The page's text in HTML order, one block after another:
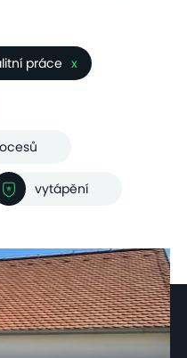
práce x
vytápění